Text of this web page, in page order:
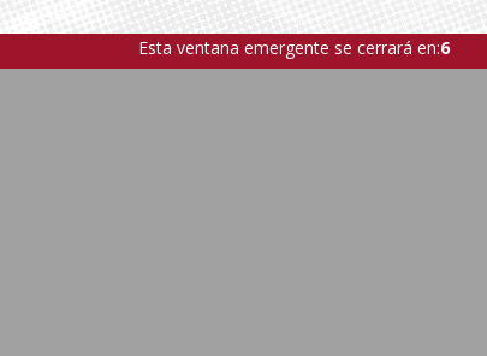
Esta ventana emergente se cerrará en:5